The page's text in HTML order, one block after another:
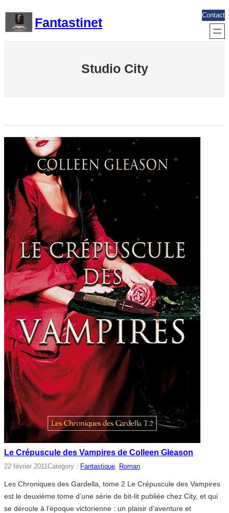
contenu
Fantastinet
Contact
Studio City
Le Crépuscule des Vampires de Colleen Gleason
22 février 2011Category : Fantastique, Roman
Les Chroniques des Gardella, tome 2 Le Crépuscule des Vampires
est le deuxième tome d’une série de bit-lit publiée chez City, et qui
se déroule à l’époque victorienne : un plaisir d’aventure et